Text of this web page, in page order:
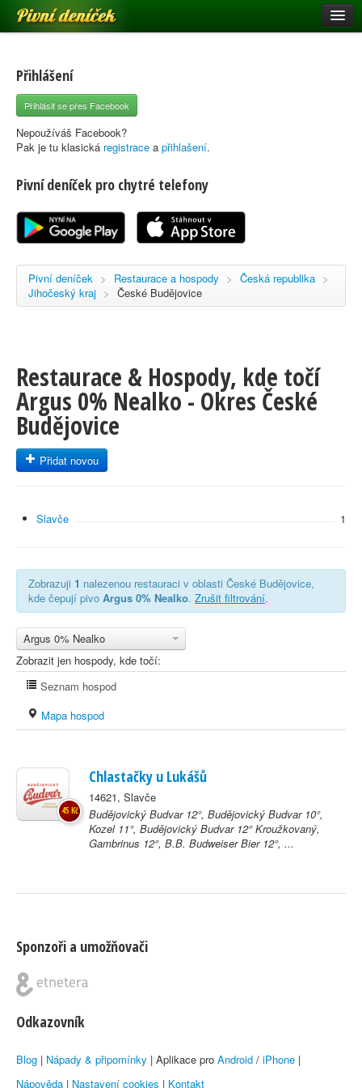
Pivní deníček
Pivní mapa
Pivní značky
Nápověda
Registrace
Přihlášení
Přihlásit se přes Facebook
Nepoužíváš Facebook?
Pak je tu klasická registrace a přihlašení.
Pivní deníček pro chytré telefony
Pivní deníček > Restaurace a hospody > Česká republika >
Jihočeský kraj > České Budějovice
Restaurace & Hospody, kde točí
Argus 0% Nealko - Okres České
Budějovice
Přidat novou
Slavče 1
Zobrazuji 1 nalezenou restauraci v oblasti České Budějovice,
kde čepují pivo Argus 0% Nealko. Zrušit filtrování.
Argus 0% Nealko
Zobrazit jen hospody, kde točí:
Seznam hospod
Mapa hospod
Chlastačky u Lukášů
14621, Slavče
Budějovický Budvar 12°, Budějovický Budvar 10°,
Kozel 11°, Budějovický Budvar 12° Kroužkovaný,
Gambrinus 12°, B.B. Budweiser Bier 12°, ...
45 Kč
Sponzoři a umožňovači
Odkazovník
Blog | Nápady & připomínky | Aplikace pro Android / iPhone |
Nápověda | Nastavení cookies | Kontakt